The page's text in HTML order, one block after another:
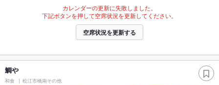
カレンダーの更新に失敗しました。
下記ボタンを押して空席状況を更新してください。
空席状況を更新する
鯛や
和食 松江市橋南その他